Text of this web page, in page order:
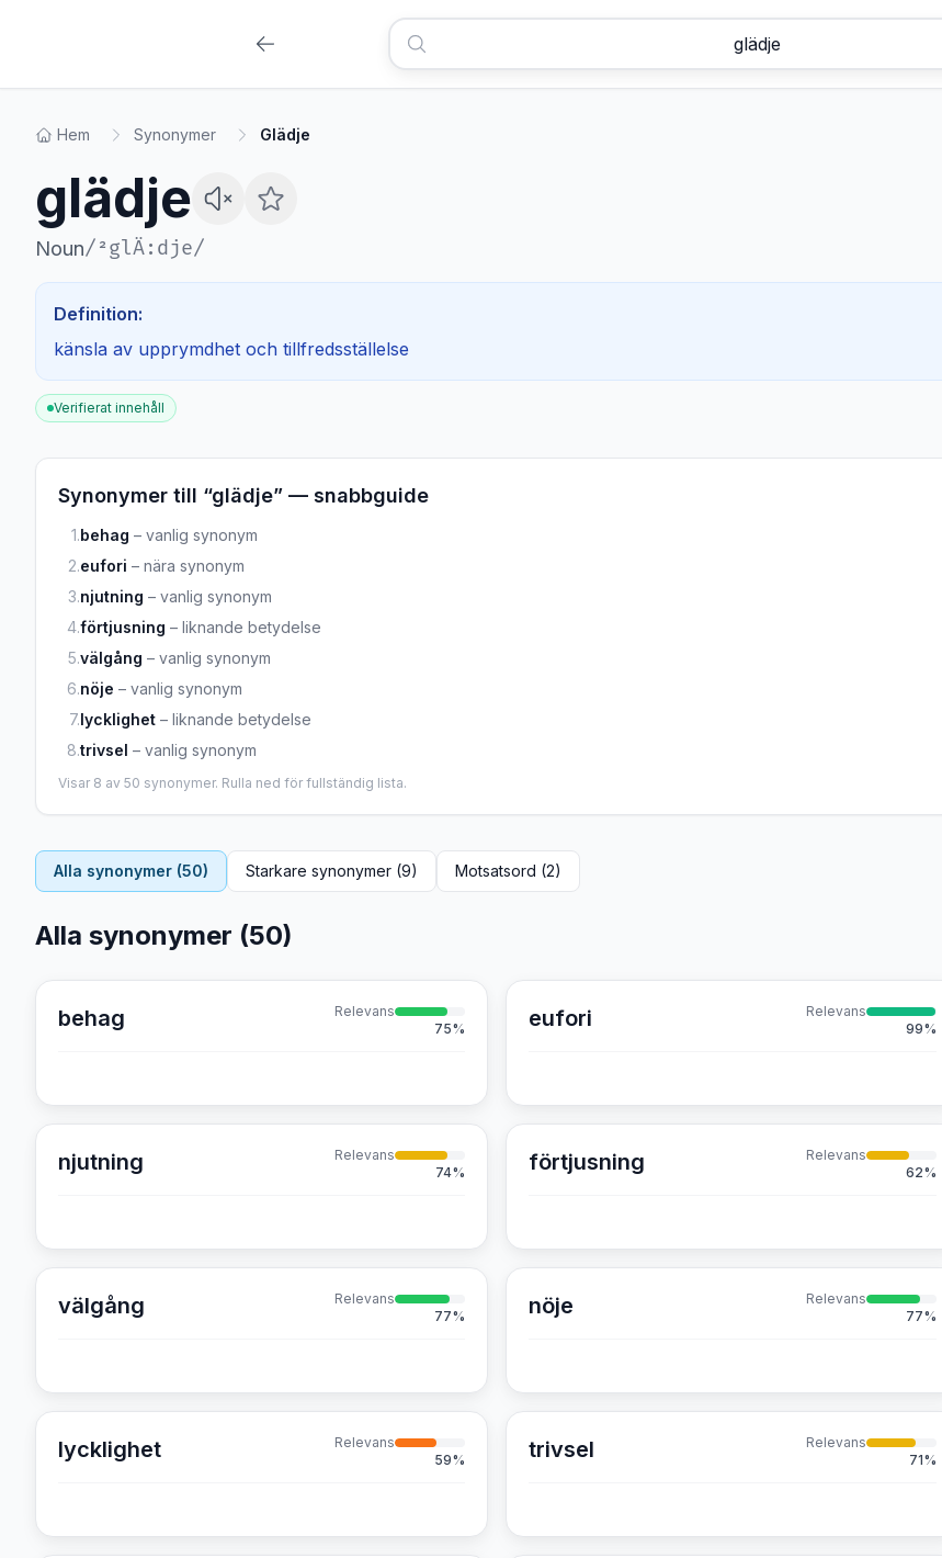
Hem Synonymer Glädje
glädje
Noun/²glÄ:dje/
Definition:
känsla av upprymdhet och tillfredsställelse
Verifierat innehåll
Synonymer till “glädje” — snabbguide
1.behag – vanlig synonym
2.eufori – nära synonym
3.njutning – vanlig synonym
4.förtjusning – liknande betydelse
5.välgång – vanlig synonym
6.nöje – vanlig synonym
7.lycklighet – liknande betydelse
8.trivsel – vanlig synonym
Visar 8 av 50 synonymer. Rulla ned för fullständig lista.
Alla synonymer (50) Starkare synonymer (9) Motsatsord (2)
Alla synonymer (50)
behag
Relevans
75% eufori
Relevans
99%
njutning
Relevans
74% förtjusning
Relevans
62%
välgång
Relevans
77% nöje
Relevans
77%
lycklighet
Relevans
59% trivsel
Relevans
71%